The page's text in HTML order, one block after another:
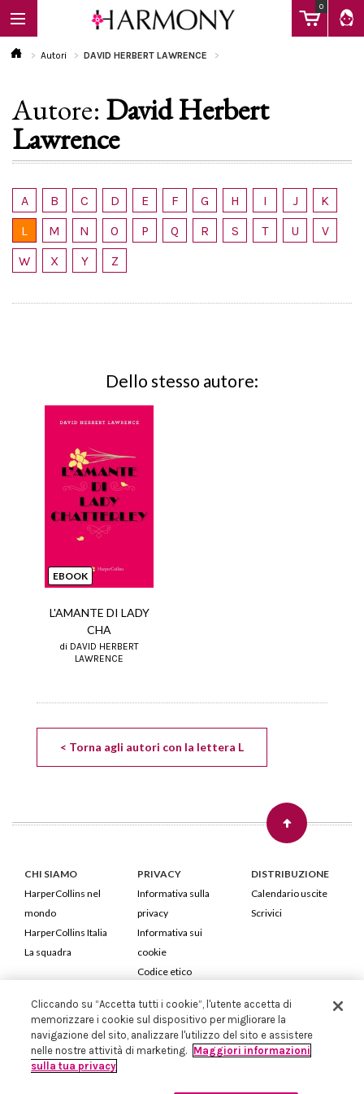
0
EBOOK
LIBRI
Calendario
Autori DAVID HERBERT LAWRENCE
Autore: David Herbert
Lawrence
A B C D E F G H I J
K
L
M N O P Q R S T U
V
W
X Y Z
Dello stesso autore:
EBOOK
L'AMANTE DI LADY
CHA
di DAVID HERBERT
LAWRENCE
< Torna agli autori con la lettera L
CHI SIAMO
HarperCollins nel
mondo
HarperCollins Italia
La squadra
PRIVACY
Informativa sulla
privacy
Informativa sui
cookie
Codice etico
DISTRIBUZIONE
Calendario uscite
Scrivici
HarperCollins Italia S.p.A. Viale Monte Nero, 84 - 20135 Milano
Cod. Fiscale e P.IVA 05946780151 - Capitale Sociale 258.250 €
Iscritta in Milano al Registro delle imprese nr.198004 e REA nr.1051898
Cliccando su “Accetta tutti i cookie”, l'utente accetta di
memorizzare i cookie sul dispositivo per migliorare la
navigazione del sito, analizzare l'utilizzo del sito e assistere
nelle nostre attività di marketing. Maggiori informazioni
sulla tua privacy